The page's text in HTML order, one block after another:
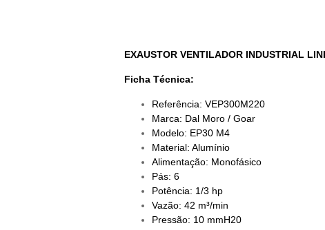
EXAUSTOR VENTILADOR INDUSTRIAL
Ficha Técnica:
Referência: VEP300M220
Marca: Dal Moro / Goar
Modelo: EP30 M4
Material: Alumínio
Alimentação: Monofásico
Pás: 6
Potência: 1/3 hp
Vazão: 42 m³/min
Pressão: 10 mmH20